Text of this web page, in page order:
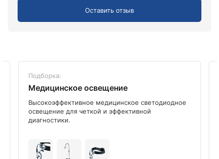
Оставить отзыв
Подборка:
Медицинское освещение
Высокоэффективное медицинское светодиодное
освещение для четкой и эффективной
диагностики.